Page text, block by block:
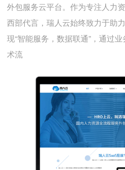
外包服务云平台。作为专注人力
西部代言，瑞人云始终致力于助
现“智能服务，数据联通”，通过
术流